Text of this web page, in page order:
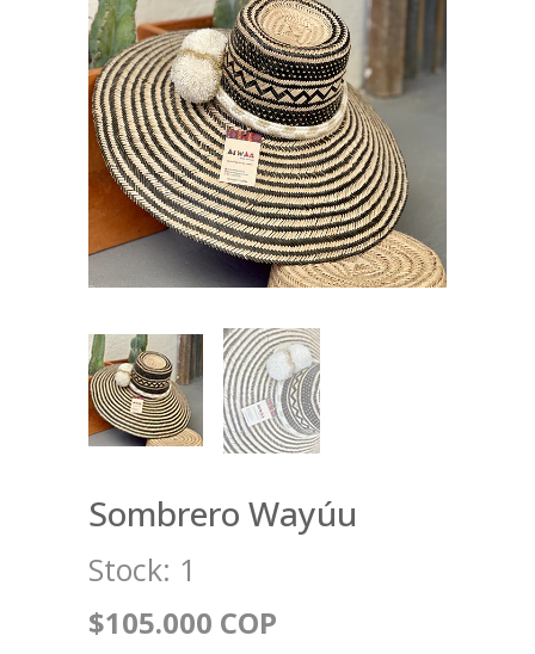
Sombrero Wayúu
Stock: 1
$105.000 COP